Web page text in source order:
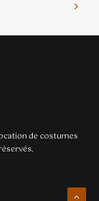
de costumes